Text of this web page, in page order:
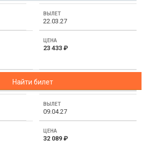
22.03.27
23 433 ₽
Найти билет
09.04.27
32 089 ₽